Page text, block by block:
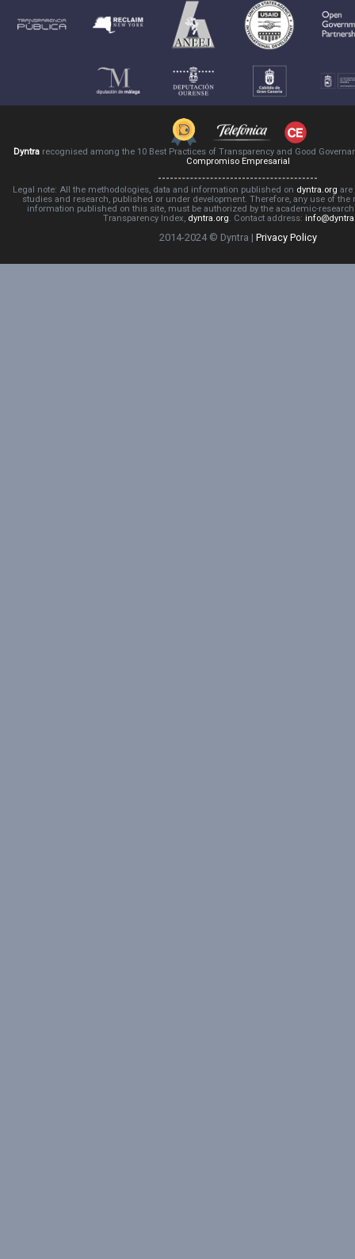
Dyntra recognised among the 10 Best Practices of Transparency and Good
Compromiso Empresarial
Legal note: All the methodologies, data and information published on dyntra.org are
studies and research, published or under development. Therefore, any use of the
information published on this site, must be authorized by the academic-
Transparency Index, dyntra.org. Contact address:
2014-2024 © Dyntra | Privacy Policy